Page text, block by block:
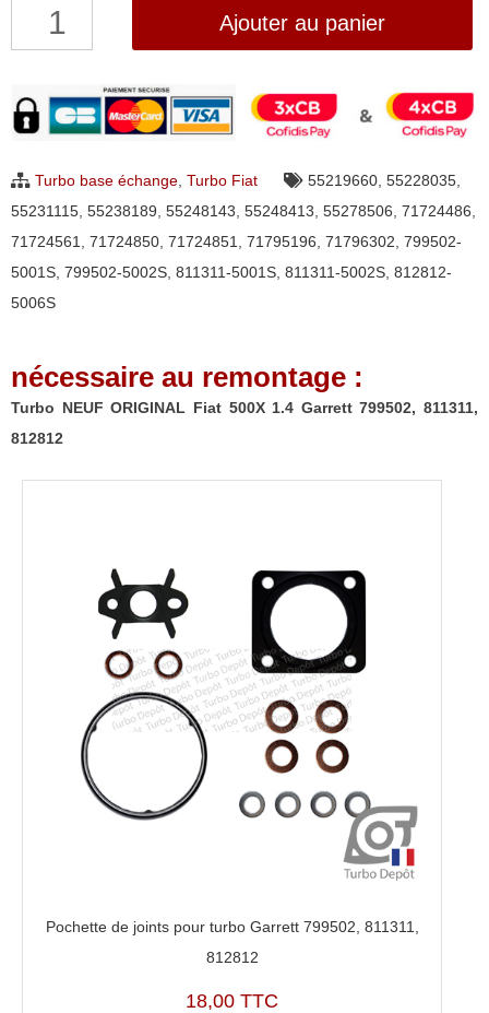
quantité
NEUF
ORIGINAL
500X
799502,
Ajouter au panier
Turbo base échange, Turbo Fiat 55219660, 55228035,
55231115, 55238189, 55248143, 55248413, 55278506, 71724486,
71724561, 71724850, 71724851, 71795196, 71796302, 799502-
5001S, 799502-5002S, 811311-5001S, 811311-5002S, 812812-
5006S
nécessaire au remontage :
Turbo NEUF ORIGINAL Fiat 500X 1.4 Garrett 799502, 811311,
812812
Pochette de joints pour turbo Garrett 799502, 811311,
812812
18,00 TTC